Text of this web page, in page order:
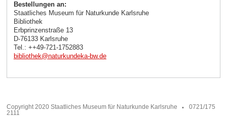
Bestellungen an:
Staatliches Museum für Naturkunde Karlsruhe
Bibliothek
Erbprinzenstraße 13
D-76133 Karlsruhe
Tel.: ++49-721-1752883
bibliothek@naturkundeka-bw.de
Copyright 2020 Staatliches Museum für Naturkunde Karlsruhe
0721/175
2111